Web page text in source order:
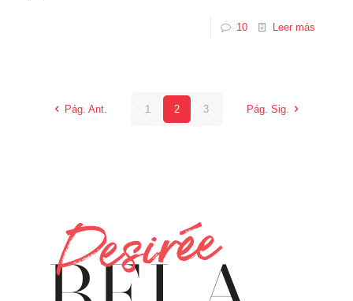
10 Leer más
Pág. Ant. 1 2 3 Pág. Sig.